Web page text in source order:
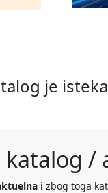
je
/
i zbog toga